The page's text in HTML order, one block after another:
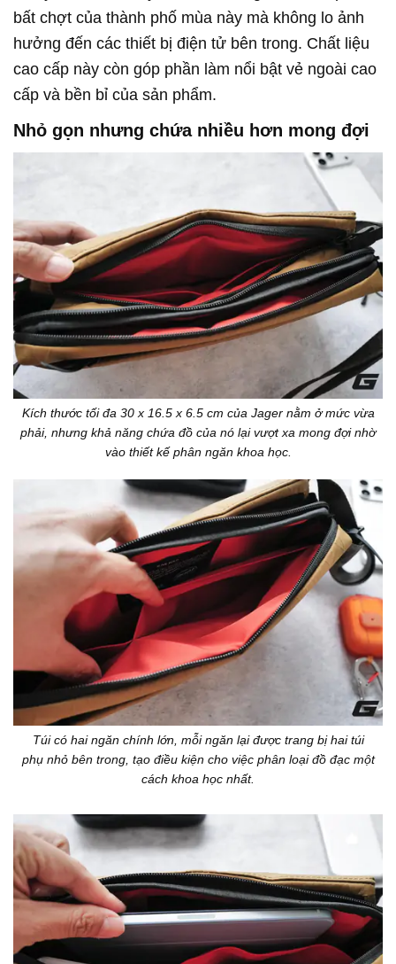
bất chợt của thành phố mùa này mà không lo ảnh
hưởng đến các thiết bị điện tử bên trong. Chất liệu
cao cấp này còn góp phần làm nổi bật vẻ ngoài cao
cấp và bền bỉ của sản phẩm.
Nhỏ gọn nhưng chứa nhiều hơn mong đợi
Kích thước tối đa 30 x 16.5 x 6.5 cm của Jager nằm ở mức vừa
phải, nhưng khả năng chứa đồ của nó lại vượt xa mong đợi nhờ
vào thiết kế phân ngăn khoa học.
Túi có hai ngăn chính lớn, mỗi ngăn lại được trang bị hai túi
phụ nhỏ bên trong, tạo điều kiện cho việc phân loại đồ đạc một
cách khoa học nhất.